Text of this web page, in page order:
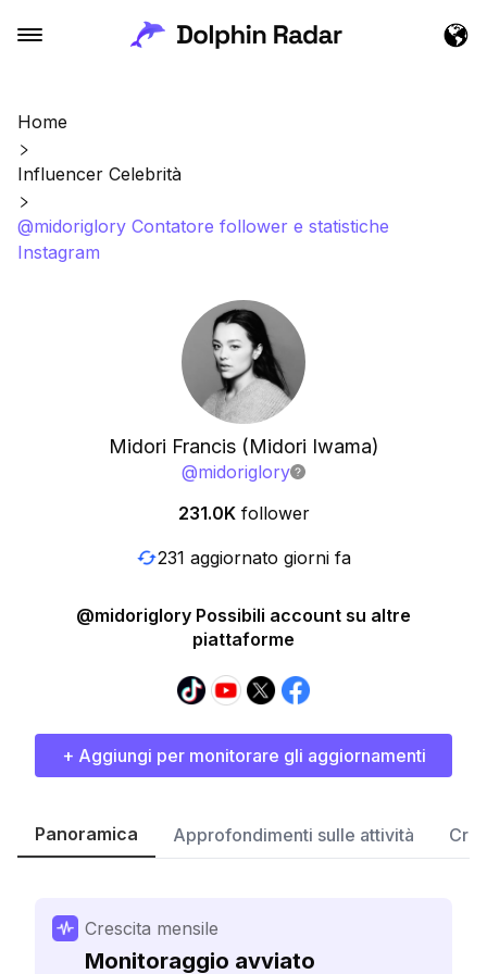
Home
Influencer Celebrità
@midoriglory Contatore follower e statistiche
Instagram
Midori Francis (Midori Iwama)
@midoriglory
231.0K follower
231 aggiornato giorni fa
@midoriglory Possibili account su altre
piattaforme
+ Aggiungi per monitorare gli aggiornamenti
Panoramica Approfondimenti sulle attività
Crescita mensile
Monitoraggio avviato